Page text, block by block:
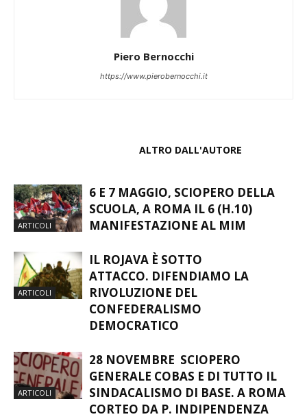
Piero Bernocchi
https://www.pierobernocchi.it
ALTRO DALL'AUTORE
ARTICOLI
6 E 7 MAGGIO, SCIOPERO DELLA
SCUOLA, A ROMA IL 6 (H.10)
MANIFESTAZIONE AL MIM
ARTICOLI
IL ROJAVA È SOTTO
ATTACCO. DIFENDIAMO LA
RIVOLUZIONE DEL
CONFEDERALISMO
DEMOCRATICO
ARTICOLI
28 NOVEMBRE SCIOPERO
GENERALE COBAS E DI TUTTO IL
SINDACALISMO DI BASE. A ROMA
CORTEO DA P. INDIPENDENZA